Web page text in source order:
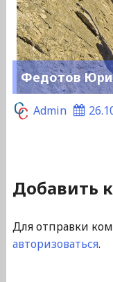
Федотов
Admin
Добавить
Для отправки
авторизоваться.